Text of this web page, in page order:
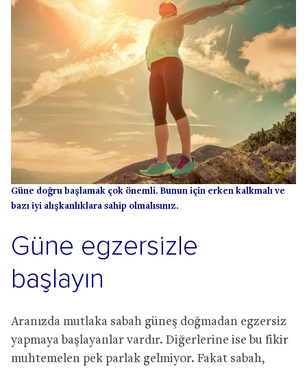
Güne doğru başlamak çok önemli. Bunun için erken kalkmalı ve
bazı iyi alışkanlıklara sahip olmalısınız.
Güne egzersizle
başlayın
Aranızda mutlaka sabah güneş doğmadan egzersiz
yapmaya başlayanlar vardır. Diğerlerine ise bu fikir
muhtemelen pek parlak gelmiyor. Fakat sabah,